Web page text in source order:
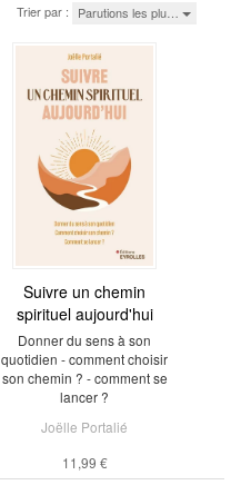
Trier par : Parutions les plu…
Suivre un chemin
spirituel aujourd'hui
Donner du sens à son
quotidien - comment choisir
son chemin ? - comment se
lancer ?
Joëlle Portalié
11,99 €